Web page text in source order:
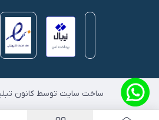
ساخت سایت توسط کانون